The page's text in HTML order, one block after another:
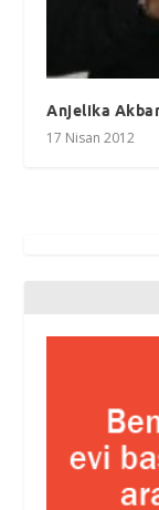
Anjelika
17 Nisan 2012